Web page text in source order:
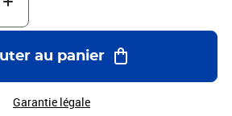
comprend : 1 x tournevis fin
2,5 x 60 mm 1 x tournevis fin
3,0 x 60 mm 1 x tournevis fin
3,5 x 60 mm 1 x tournevis fin
4,0 x 60 mm 1 x tournevis fin
au panier
Garantie légale